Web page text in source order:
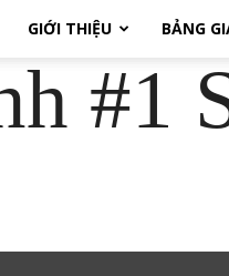
GIỚI THIỆU BẢNG
#1